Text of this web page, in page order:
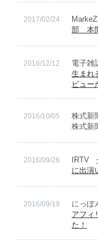
2017/02/24
部 本
2016/12/12 電子雑
生まれ
ビュー
2016/10/05
株式新
株式新
2016/09/26 IRTV
に出演
2016/09/19 にっぽ
アフィ
た！